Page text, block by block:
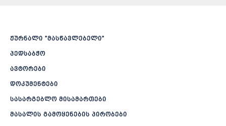
ჟურნალი ”მასწავლებელი”
პედსაბჭო
ავტორები
დოკუმენტები
სასარგებლო მისამართები
მასალის გამოყენების პირობები